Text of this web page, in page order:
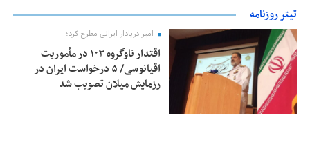
تیتر روزنامه
امیر دریادار ایرانی مطرح کرد؛
اقتدار ناوگروه ۱۰۳ در مأموریت‌
اقیانوسی/ ۵ درخواست ایران در
رزمایش میلان تصویب شد